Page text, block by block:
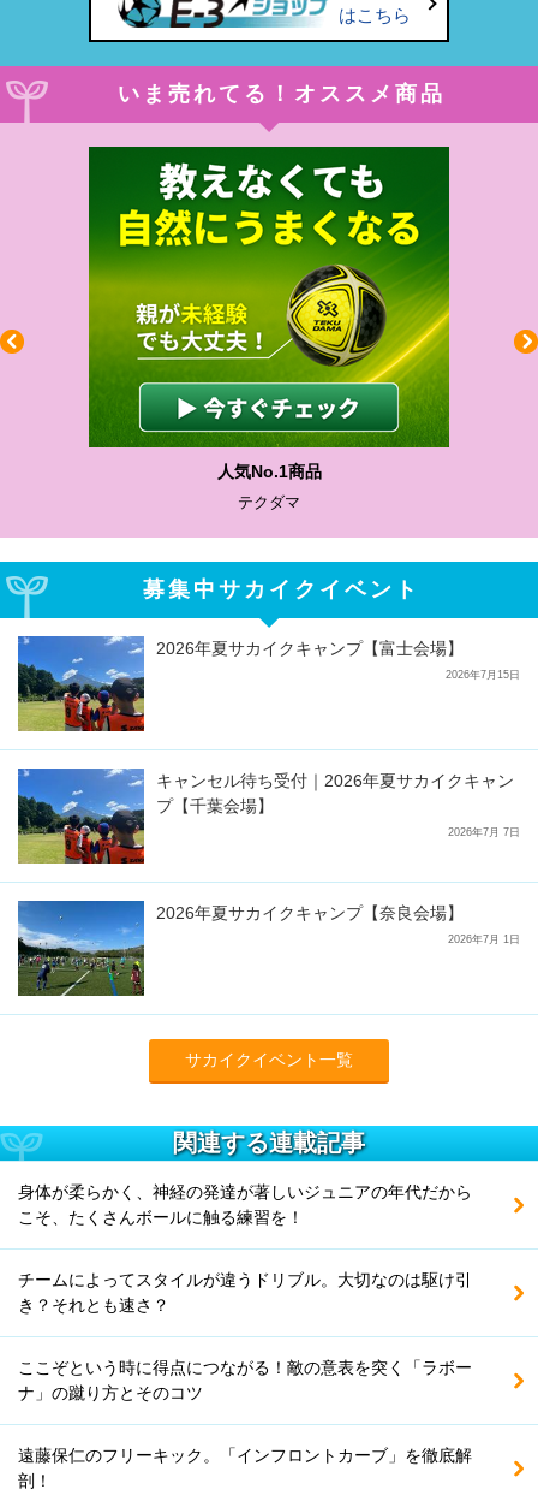
はこちら
いま売れてる！オススメ商品
わかりやすい質問に沿って書ける
サカイクサッカーノート
募集中サカイクイベント
2026年夏サカイクキャンプ【富士会場】
2026年7月15日
キャンセル待ち受付｜2026年夏サカイクキャン
プ【千葉会場】
2026年7月 7日
2026年夏サカイクキャンプ【奈良会場】
2026年7月 1日
サカイクイベント一覧
関連する連載記事
身体が柔らかく、神経の発達が著しいジュニアの年代だから
こそ、たくさんボールに触る練習を！
チームによってスタイルが違うドリブル。大切なのは駆け引
き？それとも速さ？
ここぞという時に得点につながる！敵の意表を突く「ラボー
ナ」の蹴り方とそのコツ
遠藤保仁のフリーキック。「インフロントカーブ」を徹底解
剖！